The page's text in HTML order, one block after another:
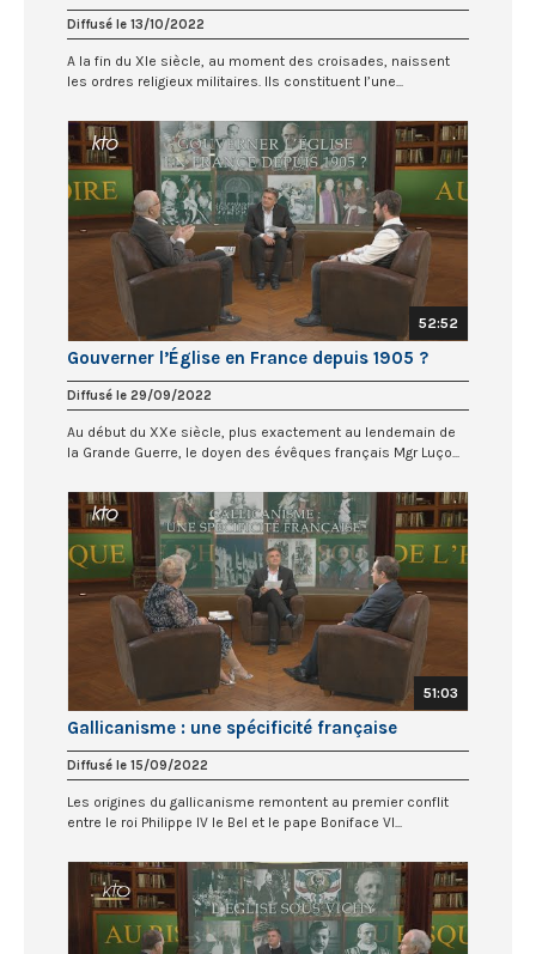
Diffusé le 13/10/2022
A la fin du XIe siècle, au moment des croisades, naissent
les ordres religieux militaires. Ils constituent l’une...
52:52
Gouverner l’Église en France depuis 1905 ?
Diffusé le 29/09/2022
Au début du XXe siècle, plus exactement au lendemain de
la Grande Guerre, le doyen des évêques français Mgr Luço...
51:03
Gallicanisme : une spécificité française
Diffusé le 15/09/2022
Les origines du gallicanisme remontent au premier conflit
entre le roi Philippe IV le Bel et le pape Boniface VI...